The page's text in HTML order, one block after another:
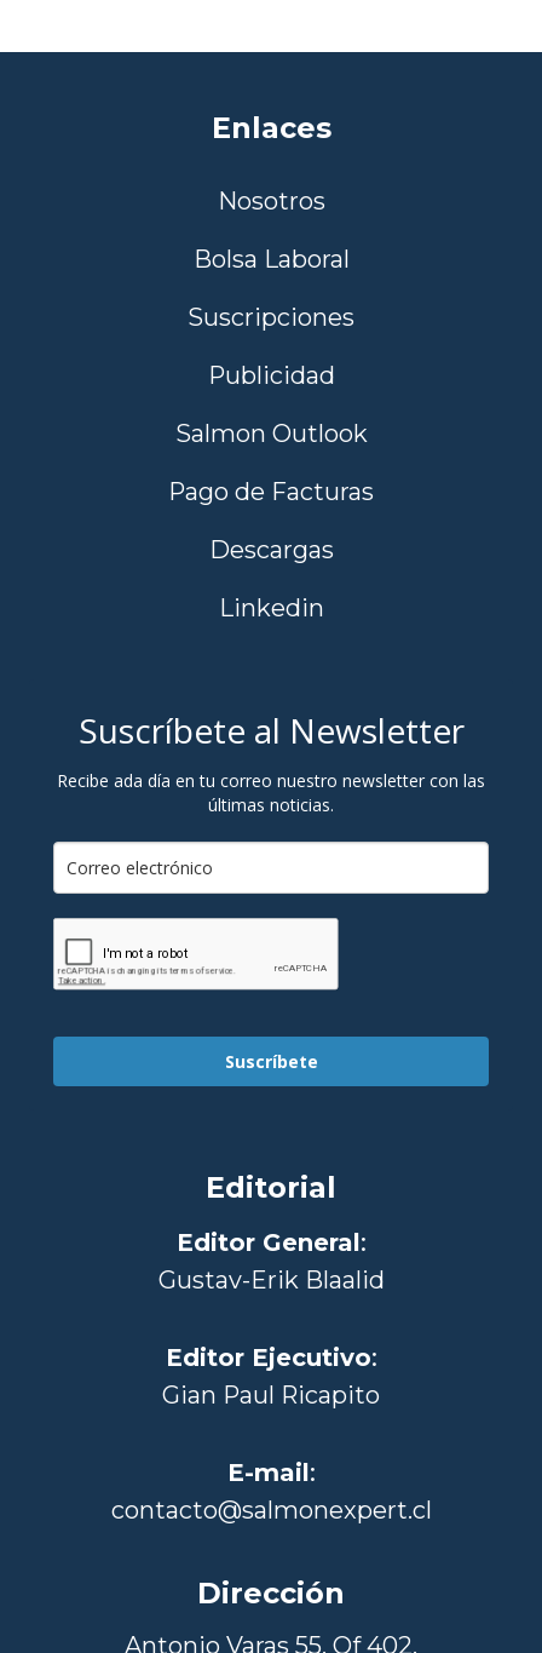
Enlaces
Nosotros
Bolsa Laboral
Suscripciones
Publicidad
Salmon Outlook
Pago de Facturas
Descargas
Linkedin
Suscríbete al Newsletter
Recibe ada día en tu correo nuestro newsletter con las
últimas noticias.
Suscríbete
Editorial
Editor General:
Gustav-Erik Blaalid
Editor Ejecutivo:
Gian Paul Ricapito
E-mail:
contacto@salmonexpert.cl
Dirección
Antonio Varas 55, Of 402,